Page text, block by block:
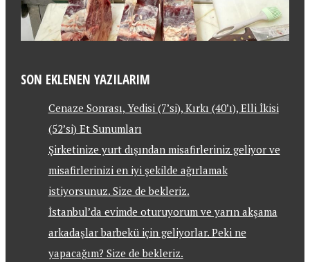
SON EKLENEN YAZILARIM
Cenaze Sonrası, Yedisi (7’si), Kırkı (40’ı), Elli İkisi
(52’si) Et Sunumları
Şirketinize yurt dışından misafirleriniz geliyor ve
misafirlerinizi en iyi şekilde ağırlamak
istiyorsunuz. Size de bekleriz.
İstanbul’da evimde oturuyorum ve yarın akşama
arkadaşlar barbekü için geliyorlar. Peki ne
yapacağım? Size de bekleriz.